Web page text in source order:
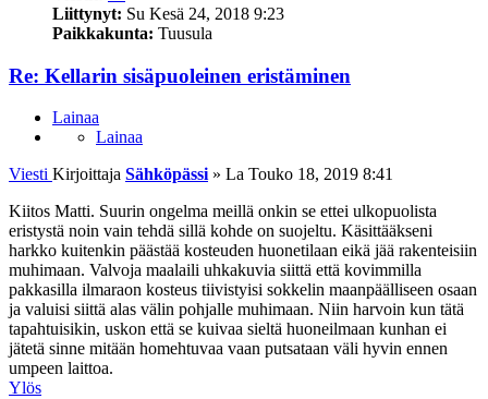
Liittynyt: Su Kesä 24, 2018 9:23
Paikkakunta: Tuusula
Re: Kellarin sisäpuoleinen eristäminen
Lainaa
Lainaa
Viesti Kirjoittaja Sähköpässi » La Touko 18, 2019 8:41
Kiitos Matti. Suurin ongelma meillä onkin se ettei ulkopuolista
eristystä noin vain tehdä sillä kohde on suojeltu. Käsittääkseni
harkko kuitenkin päästää kosteuden huonetilaan eikä jää rakenteisiin
muhimaan. Valvoja maalaili uhkakuvia siittä että kovimmilla
pakkasilla ilmaraon kosteus tiivistyisi sokkelin maanpäälliseen osaan
ja valuisi siittä alas välin pohjalle muhimaan. Niin harvoin kun tätä
tapahtuisikin, uskon että se kuivaa sieltä huoneilmaan kunhan ei
jätetä sinne mitään homehtuvaa vaan putsataan väli hyvin ennen
umpeen laittoa.
Ylös